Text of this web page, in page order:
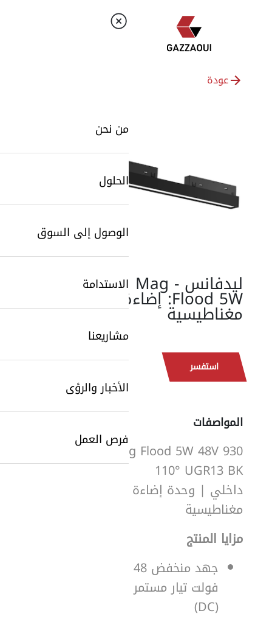
من نحن
الحلول
الوصول إلى السوق
الاستدامة
مشاريعنا
الأخبار والرؤى
فرص العمل
عودة
ليدفانس - Mag
Flood 5W: إضاءة
مغناطيسية
استفسر
المواصفات
Mag Flood 5W 48V 930
110° UGR13 BK
مغناطيسية
مزايا المنتج
جهد منخفض 48
فولت تيار مستمر
(DC)